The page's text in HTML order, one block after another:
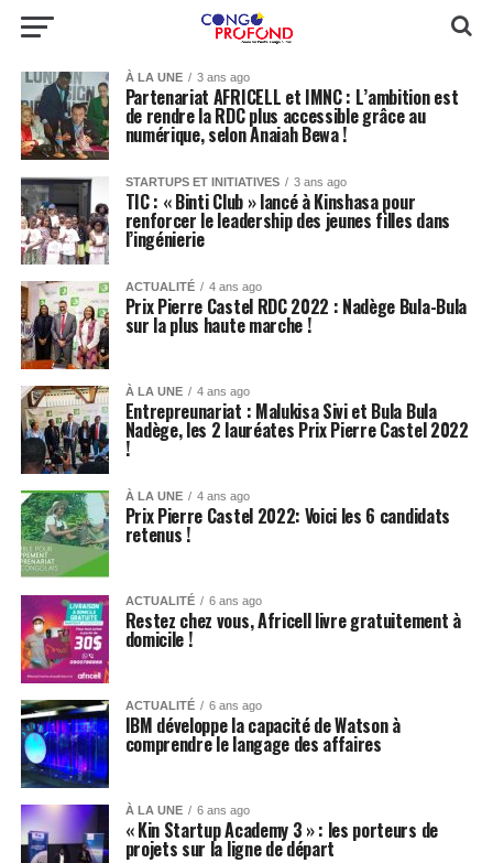
À LA UNE 3 ans ago
Partenariat AFRICELL et IMNC : L’ambition est
de rendre la RDC plus accessible grâce au
numérique, selon Anaiah Bewa !
STARTUPS ET INITIATIVES 3 ans ago
TIC : « Binti Club » lancé à Kinshasa pour
renforcer le leadership des jeunes filles dans
l’ingénierie
ACTUALITÉ 4 ans ago
Prix Pierre Castel RDC 2022 : Nadège Bula-Bula
sur la plus haute marche !
À LA UNE 4 ans ago
Entrepreunariat : Malukisa Sivi et Bula Bula
Nadège, les 2 lauréates Prix Pierre Castel 2022
!
À LA UNE 4 ans ago
Prix Pierre Castel 2022: Voici les 6 candidats
retenus !
ACTUALITÉ 6 ans ago
Restez chez vous, Africell livre gratuitement à
domicile !
ACTUALITÉ 6 ans ago
IBM développe la capacité de Watson à
comprendre le langage des affaires
À LA UNE 6 ans ago
« Kin Startup Academy 3 » : les porteurs de
projets sur la ligne de départ